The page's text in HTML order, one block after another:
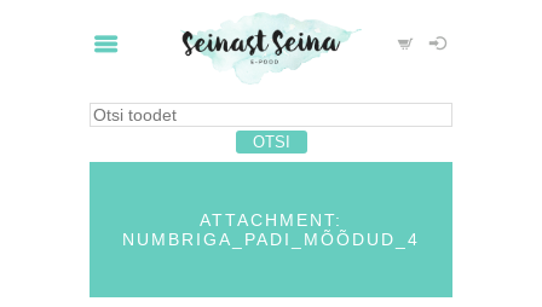
ATTACHMENT:
NUMBRIGA_PADI_MÕÕDUD_4